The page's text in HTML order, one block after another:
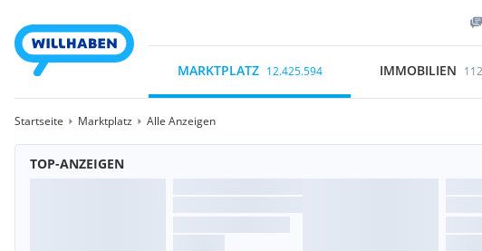
MARKTPLATZ 12.425.594 IMMOBILIEN
Startseite Marktplatz Alle Anzeigen
TOP-ANZEIGEN